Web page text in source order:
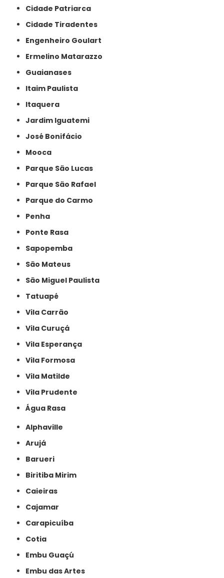
Cidade Patriarca
Cidade Tiradentes
Engenheiro Goulart
Ermelino Matarazzo
Guaianases
Itaim Paulista
Itaquera
Jardim Iguatemi
José Bonifácio
Mooca
Parque São Lucas
Parque São Rafael
Parque do Carmo
Penha
Ponte Rasa
Sapopemba
São Mateus
São Miguel Paulista
Tatuapé
Vila Carrão
Vila Curuçá
Vila Esperança
Vila Formosa
Vila Matilde
Vila Prudente
Água Rasa
Alphaville
Arujá
Barueri
Biritiba Mirim
Caieiras
Cajamar
Carapicuíba
Cotia
Embu Guaçú
Embu das Artes